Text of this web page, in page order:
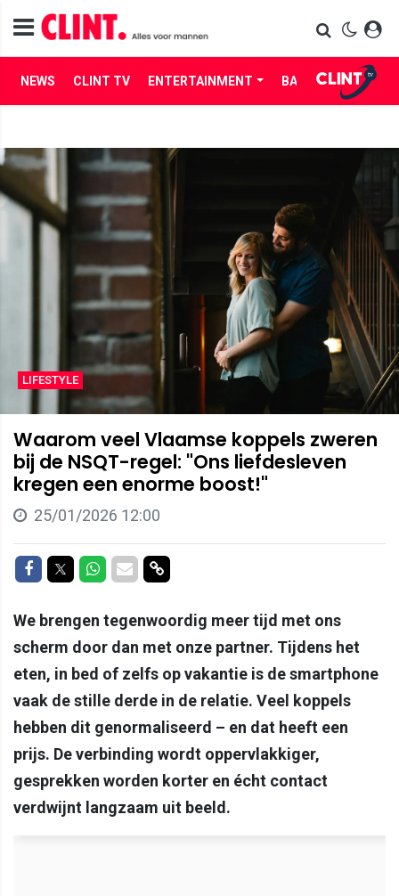
NEWS CLINT TV ENTERTAINMENT BABES LIFE
LIFESTYLE
Waarom veel Vlaamse koppels zweren
bij de NSQT-regel: "Ons liefdesleven
kregen een enorme boost!"
25/01/2026 12:00
Delen op Facebook
Delen op Twitter
Delen op Whatsapp
Delen via Mail
Delen via link
We brengen tegenwoordig meer tijd met ons
scherm door dan met onze partner. Tijdens het
eten, in bed of zelfs op vakantie is de smartphone
vaak de stille derde in de relatie. Veel koppels
hebben dit genormaliseerd – en dat heeft een
prijs. De verbinding wordt oppervlakkiger,
gesprekken worden korter en écht contact
verdwijnt langzaam uit beeld.